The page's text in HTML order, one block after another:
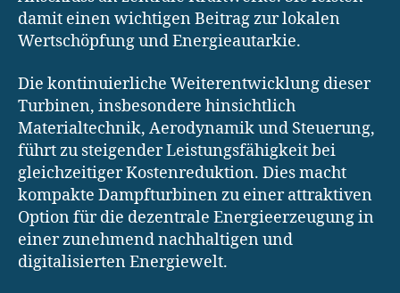
damit einen wichtigen Beitrag zur lokalen
Wertschöpfung und Energieautarkie.
Die kontinuierliche Weiterentwicklung dieser
Turbinen, insbesondere hinsichtlich
Materialtechnik, Aerodynamik und Steuerung,
führt zu steigender Leistungsfähigkeit bei
gleichzeitiger Kostenreduktion. Dies macht
kompakte Dampfturbinen zu einer attraktiven
Option für die dezentrale Energieerzeugung in
einer zunehmend nachhaltigen und
digitalisierten Energiewelt.